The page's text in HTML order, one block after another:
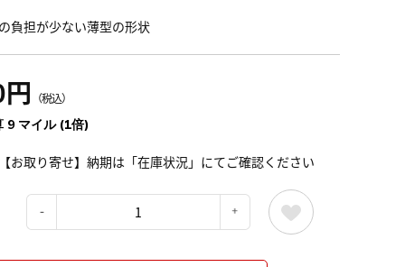
負担が少ない薄型の形状
（税込）
9 マイル (1倍)
お取り寄せ】納期は「在庫状況」にてご確認ください